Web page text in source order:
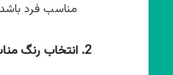
مناسب فرد
2. انتخاب رنگ مناسب